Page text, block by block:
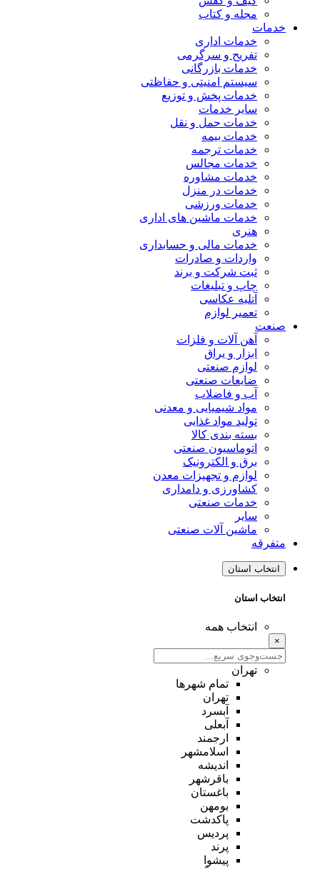
مجله و کتاب
خدمات
خدمات اداری
تفریح و سرگرمی
خدمات بازرگانی
سیستم امنیتی و حفاظتی
خدمات پخش و توزیع
سایر خدمات
خدمات حمل و نقل
خدمات بیمه
خدمات ترجمه
خدمات مجالس
خدمات مشاوره
خدمات در منزل
خدمات ورزشی
خدمات ماشین های اداری
هنری
خدمات مالی و حسابداری
واردات و صادرات
ثبت شرکت و برند
چاپ و تبلیغات
آتلیه عکاسی
تعمیر لوازم
صنعت
آهن آلات و فلزات
ابزار و یراق
لوازم صنعتی
ضایعات صنعتی
آب و فاضلاب
مواد شیمیایی و معدنی
تولید مواد غذایی
بسته بندی کالا
اتوماسیون صنعتی
برق و الکترونیک
لوازم و تجهیزات معدن
کشاورزی و دامداری
خدمات صنعتی
سایر
ماشین آلات صنعتی
متفرقه
انتخاب استان
انتخاب استان
انتخاب همه
×
تهران
تمام شهر‌ها
تهران
آبسرد
آبعلی
ارجمند
اسلامشهر
اندیشه
باقرشهر
باغستان
بومهن
پاکدشت
پردیس
پرند
پیشوا